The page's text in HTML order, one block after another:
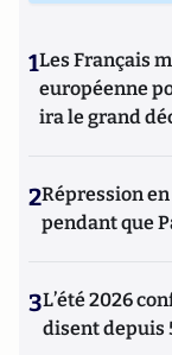
1Les Français
européenne
ira le grand
2Répression
pendant que
3L’été 2026
disent depuis